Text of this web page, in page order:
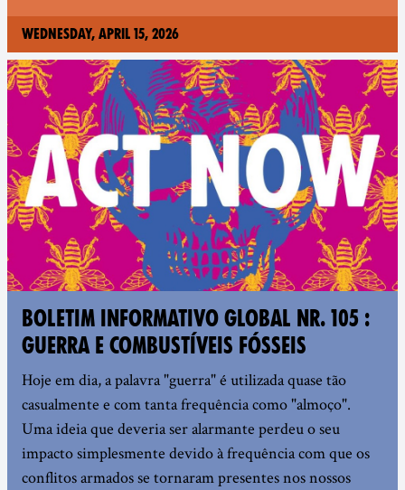
Wednesday, April 15, 2026
BOLETIM INFORMATIVO GLOBAL NR. 105 :
GUERRA E COMBUSTÍVEIS FÓSSEIS
Hoje em dia, a palavra "guerra" é utilizada quase tão
casualmente e com tanta frequência como "almoço".
Uma ideia que deveria ser alarmante perdeu o seu
impacto simplesmente devido à frequência com que os
conflitos armados se tornaram presentes nos nossos